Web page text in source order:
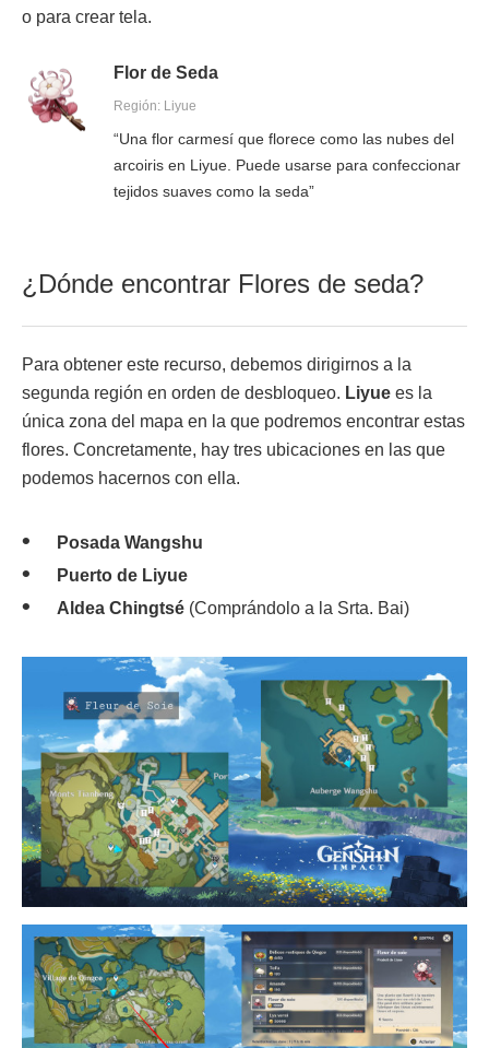
o para crear tela.
Flor de Seda
Región: Liyue
“Una flor carmesí que florece como las nubes del
arcoiris en Liyue. Puede usarse para confeccionar
tejidos suaves como la seda”
¿Dónde encontrar Flores de seda?
Para obtener este recurso, debemos dirigirnos a la
segunda región en orden de desbloqueo. Liyue es la
única zona del mapa en la que podremos encontrar estas
flores. Concretamente, hay tres ubicaciones en las que
podemos hacernos con ella.
Posada Wangshu
Puerto de Liyue
Aldea Chingtsé (Comprándolo a la Srta. Bai)